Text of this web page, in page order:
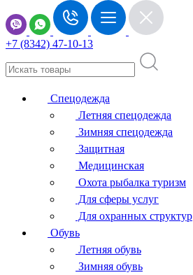
+7 (8342) 47-10-13
Спецодежда
Летняя спецодежда
Зимняя спецодежда
Защитная
Медицинская
Охота рыбалка туризм
Для сферы услуг
Для охранных структур
Обувь
Летняя обувь
Зимняя обувь